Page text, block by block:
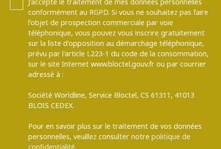
conformément au RGPD. Si vous ne souhaitez pas faire
l'objet de prospection commerciale par voie
téléphonique, vous pouvez vous inscrire gratuitement
sur la liste d'opposition au démarchage téléphonique,
prévu par l'article L223-1 du code de la consommation,
sur le site Internet www.bloctel.gouv.fr ou par courrier
adressé à :
Société Worldline, Service Bloctel, CS 61311, 41013
BLOIS CEDEX.
Pour en savoir plus sur le traitement de vos données
personnelles, veuillez consulter notre politique de
confidentialité.